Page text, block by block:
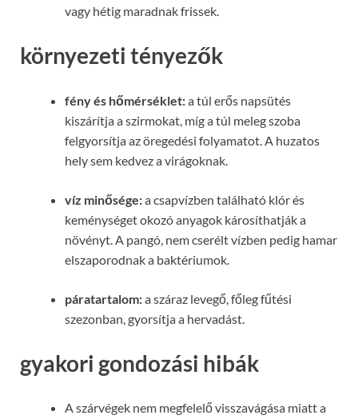
vagy hétig maradnak frissek.
környezeti tényezők
fény és hőmérséklet:a túl erős napsütés
kiszárítja a szirmokat, míg a túl meleg szoba
felgyorsítja az öregedési folyamatot. A huzatos
hely sem kedvez a virágoknak.
víz minősége:a csapvízben található klór és
keménységet okozó anyagok károsíthatják a
növényt. A pangó, nem cserélt vízben pedig hamar
elszaporodnak a baktériumok.
páratartalom:a száraz levegő, főleg fűtési
szezonban, gyorsítja a hervadást.
gyakori gondozási hibák
A szárvégek nem megfelelő visszavágása miatt a